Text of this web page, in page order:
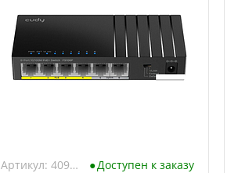
Артикул: 4098649 Доступен к заказу